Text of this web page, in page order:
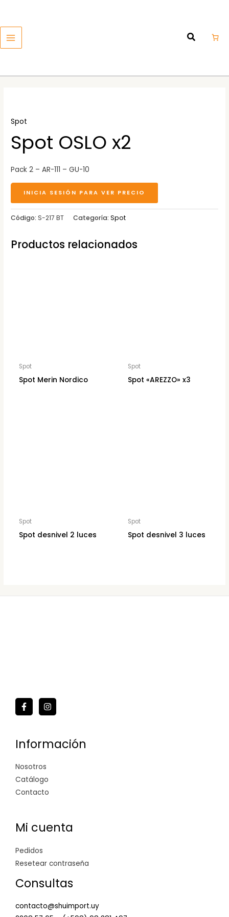
MENU
Spot
Spot OSLO x2
Pack 2 – AR-111 – GU-10
INICIA SESIÓN PARA VER PRECIO
Código:S-217 BT Categoría:Spot
Productos relacionados
Spot
Spot Merin Nordico
Spot
Spot «AREZZO» x3
Spot
Spot desnivel 2 luces
Spot
Spot desnivel 3 luces
Información
Nosotros
Catálogo
Contacto
Mi cuenta
Pedidos
Resetear contraseña
Consultas
contacto@shuimport.uy